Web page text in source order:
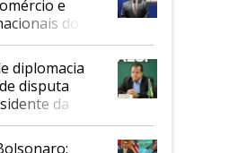
e
do
diplomacia
disputa
da